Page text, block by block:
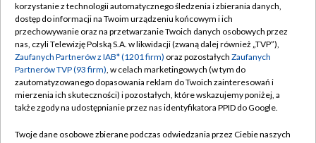
TVP
Abonament TVP
Emisja w TVP
Centrum informacji TVP
Naziemna Telewizja Cyfrowa
Regulamin TVP
Polityka prywatności
Moje zgody
Pomoc
korzystanie z technologii automatycznego śledzenia i zbierania danych,
dostęp do informacji na Twoim urządzeniu końcowym i ich
przechowywanie oraz na przetwarzanie Twoich danych osobowych przez
nas, czyli Telewizję Polską S.A. w likwidacji (zwaną dalej również „TVP”),
Zaufanych Partnerów z IAB* (1201 firm) oraz pozostałych Zaufanych
Partnerów TVP (93 firm), w celach marketingowych (w tym do
zautomatyzowanego dopasowania reklam do Twoich zainteresowań i
mierzenia ich skuteczności) i pozostałych, które wskazujemy poniżej, a
także zgody na udostępnianie przez nas identyfikatora PPID do Google.
Twoje dane osobowe zbierane podczas odwiedzania przez Ciebie naszych